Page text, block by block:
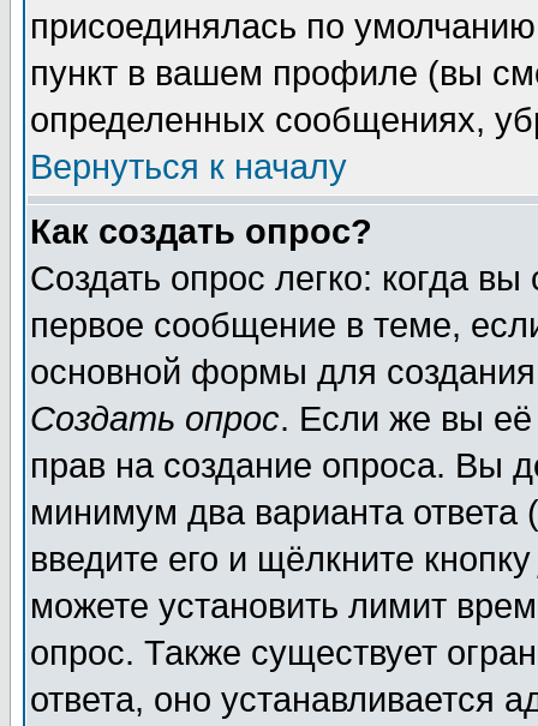
присоединялась по
пункт в вашем профиле (вы
определенных сообщениях,
Вернуться к началу
Как создать опрос?
Создать опрос легко: когда
первое сообщение в теме,
основной формы для
Создать опрос. Если же вы её
прав на создание опроса. Вы
минимум два варианта ответа
введите его и щёлкните
можете установить лимит
опрос. Также существует
ответа, оно устанавливается